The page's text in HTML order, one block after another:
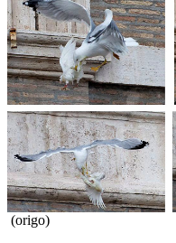
(origo)